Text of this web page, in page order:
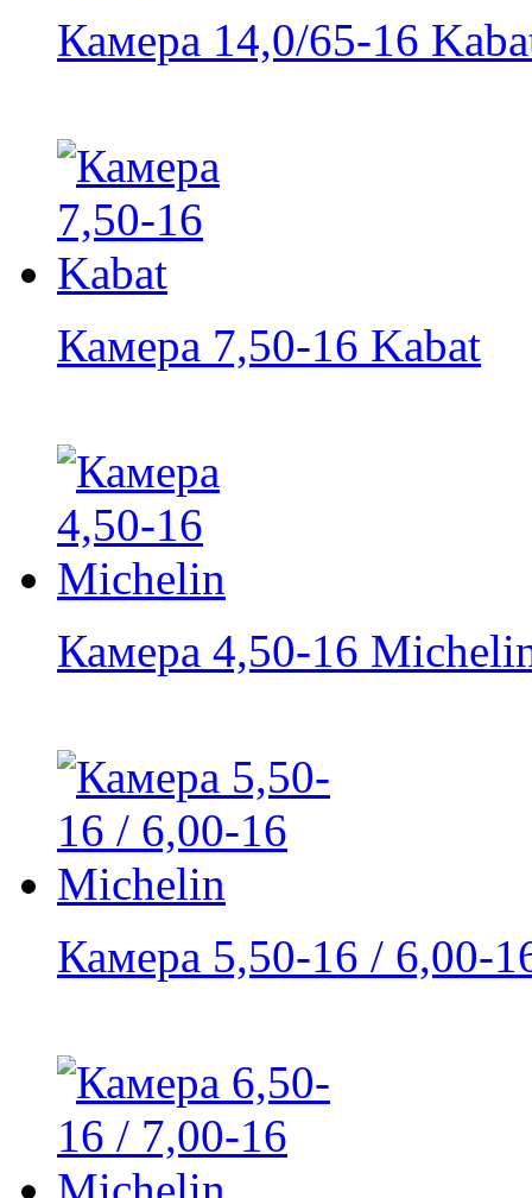
Камера 14,0/65-16
Камера 7,50-16 Kabat
Камера 4,50-16
Камера 5,50-16 / 6,00-